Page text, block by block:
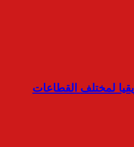
لمختلف القطاعات